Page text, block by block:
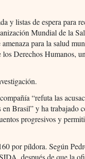
y listas de espera para
Mundial de la
para la salud
Derechos Humanos,
“refuta las
Brasil” y ha trabajado
progresivos y
por píldora. Según
después de que la